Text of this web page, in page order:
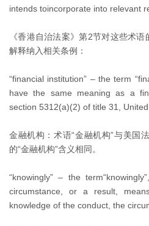
intends toincorporate into relevant
《香港自治法案》第2节对这些术
解释纳入相关条例：
“financial institution” – the term
have the same meaning as a
section 5312(a)(2) of title 31,
金融机构：术语“金融机构”与美国
的“金融机构”含义相同。
“knowingly” – the
circumstance, or a result,
knowledge of the conduct, the